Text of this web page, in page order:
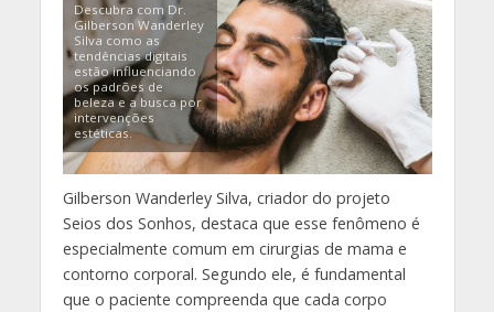
Descubra com Dr.
Gilberson Wanderley
Silva como as
tendências digitais
estão influenciando
os padrões de
beleza e a busca por
intervenções
estéticas.
Gilberson Wanderley Silva, criador do projeto
Seios dos Sonhos, destaca que esse fenômeno é
especialmente comum em cirurgias de mama e
contorno corporal. Segundo ele, é fundamental
que o paciente compreenda que cada corpo